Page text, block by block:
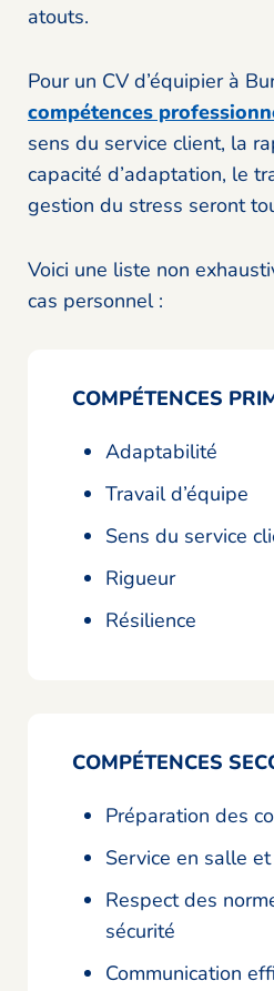
atouts.
Pour un CV d’équipier à
compétences
sens du service client, la
capacité d’adaptation, le
gestion du stress seront
Voici une liste non
cas personnel :
COMPÉTENCES
Adaptabilité
Travail d’équipe
Sens du service
Rigueur
Résilience
COMPÉTENCES
Préparation des
Service en salle
Respect des
sécurité
Communication